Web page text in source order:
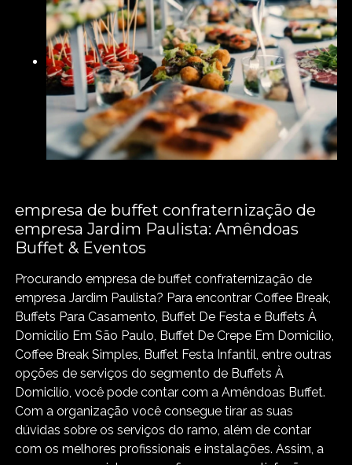
empresa de buffet confraternização de
empresa Jardim Paulista: Amêndoas
Buffet & Eventos
Procurando empresa de buffet confraternização de
empresa Jardim Paulista? Para encontrar Coffee Break,
Buffets Para Casamento, Buffet De Festa e Buffets À
Domicilío Em São Paulo, Buffet De Crepe Em Domicílio,
Coffee Break Simples, Buffet Festa Infantil, entre outras
opções de serviços do segmento de Buffets À
Domicilío, você pode contar com a Amêndoas Buffet.
Com a organização você consegue tirar as suas
dúvidas sobre os serviços do ramo, além de contar
com os melhores profissionais e instalações. Assim, a